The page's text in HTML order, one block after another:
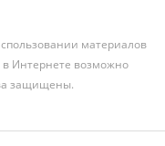
материалов
в Интернете возможно
защищены.